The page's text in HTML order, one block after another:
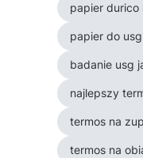
papier durico
papier do
badanie usg
najlepszy
termos na
termos na